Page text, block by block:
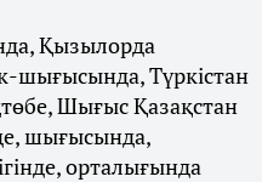
Қызылорда
шығысында, Түркістан
Шығыс Қазақстан
шығысында,
орталығында